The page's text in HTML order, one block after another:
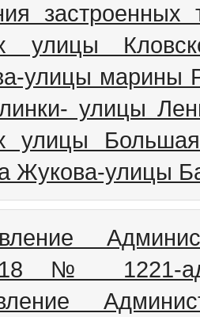
застроенных
улицы
улицы марины
улицы
улицы
Жукова-улицы
№ 1221-